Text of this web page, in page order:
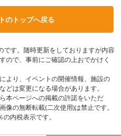
のトップへ戻る
す。随時更新をしておりますが内容
ので、事前にご確認の上おでかけく
より、イベントの開催情報、施設の
は変更になる場合があります。
本ページへの掲載の許諾をいただ
像の無断転載(二次使用)は禁止です。
内税表示です。